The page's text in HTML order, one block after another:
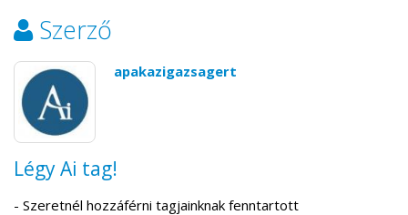
Szerző
apakazigazsagert
Légy Ai tag!
- Szeretnél hozzáférni tagjainknak fenntartott